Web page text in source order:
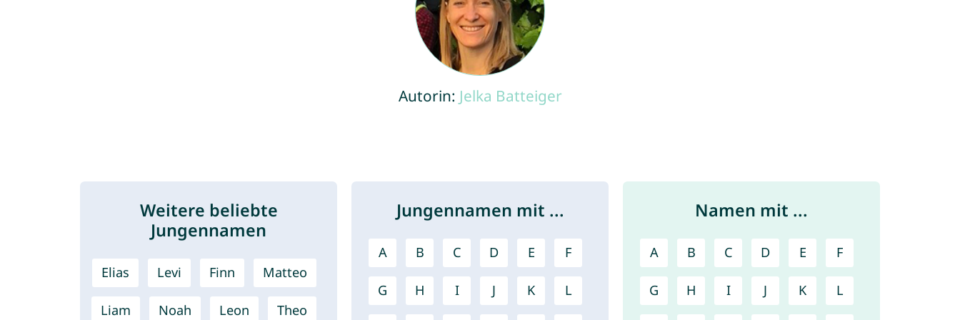
Autorin: Jelka Batteiger
Weitere beliebte
Jungennamen
Elias Levi Finn Matteo
Liam Noah Leon Theo
Jungennamen mit ...
A B C D E F
G H I J K L
Namen mit ...
A B C D E F
G H I J K L